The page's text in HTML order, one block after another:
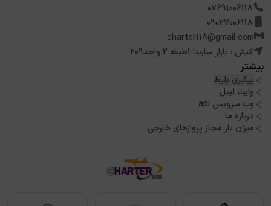
07691006118
09027006118
charter118@gmail.com
کیش : بازار سارینا 1طبقه 2 واحد209
بیشتر
پیگیری بلیط
وایت لیبل
وب سرویس api
درباره ما
میزان بار مجاز پروازهای خارجی